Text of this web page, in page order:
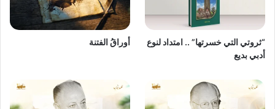
“ثروتي التي خسرتها” .. امتداد لنوع
أدبي بديع
أوراقُ الفتنة